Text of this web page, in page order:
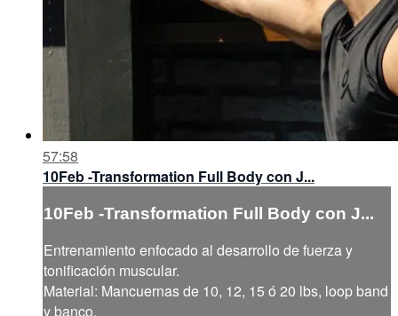
57:58
10Feb -Transformation Full Body con J...
10Feb -Transformation Full Body con J...
Entrenamiento enfocado al desarrollo de fuerza y
tonificación muscular.
Material: Mancuernas de 10, 12, 15 ó 20 lbs, loop band
y banco.